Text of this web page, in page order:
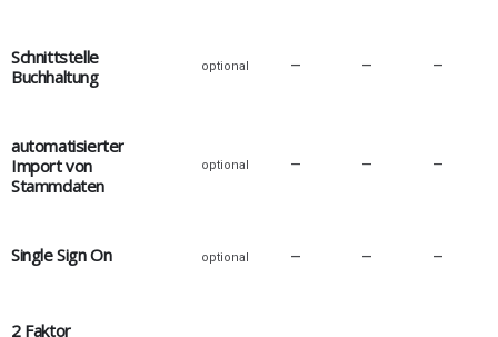
Schnittstelle
Buchhaltung
optional – – –
automatisierter
Import von
Stammdaten
optional – – –
Single Sign On optional – – –
2 Faktor